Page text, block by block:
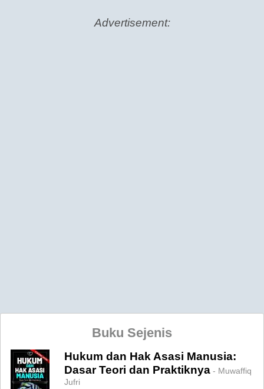
Advertisement:
Buku Sejenis
Hukum dan Hak Asasi Manusia:
Dasar Teori dan Praktiknya - Muwaffiq
Jufri